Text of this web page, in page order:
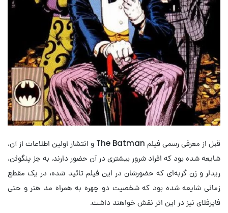
قبل از معرفی رسمی فیلم The Batman و انتشار اولین اطلاعات از آن،
شایعه شده بود که افراد شرور بیشتری در آن حضور دارند. به جز پنگوئن،
ریدلر و زن گربه‌ای که حضورشان در این فیلم تائید شده، در یک مقطع
زمانی شایعه شده بود که شخصیت دو چهره به همراه مد هتر و حتی
فایرفلای نیز در این اثر نقش خواهند داشت.